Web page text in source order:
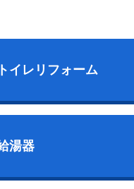
トイレリフォーム
湯器